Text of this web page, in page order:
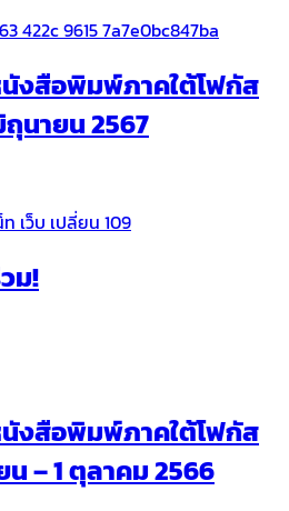
งสือพิมพ์ภาคใต้โฟกัส
นายน 2567
ม!
งสือพิมพ์ภาคใต้โฟกัส
– 1 ตุลาคม 2566